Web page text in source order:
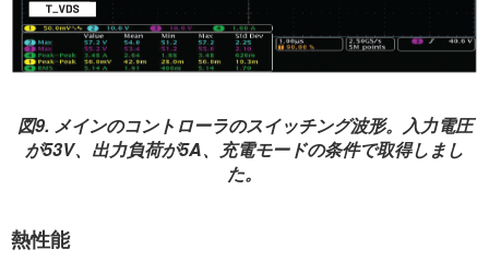
図9. メインのコントローラのスイッチング波形。入力電圧
が53V、出力負荷が5A、充電モードの条件で取得しまし
た。
熱性能